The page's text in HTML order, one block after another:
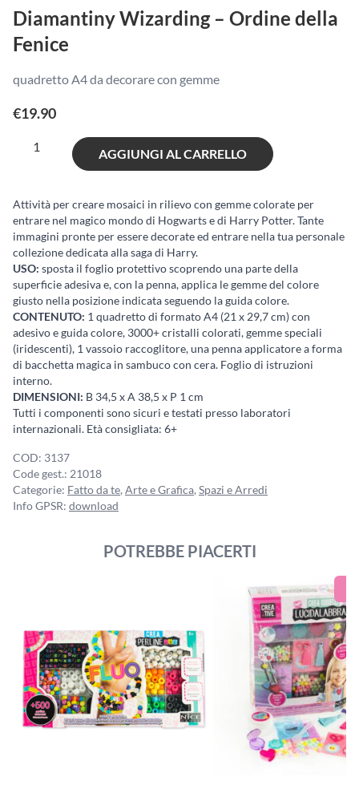
Diamantiny Wizarding – Ordine della
Fenice
quadretto A4 da decorare con gemme
€19.90
Diamantiny
Ordine
della
Fenice
quantità
AGGIUNGI AL CARRELLO
Attività per creare mosaici in rilievo con gemme colorate per
entrare nel magico mondo di Hogwarts e di Harry Potter. Tante
immagini pronte per essere decorate ed entrare nella tua personale
collezione dedicata alla saga di Harry.
USO: sposta il foglio protettivo scoprendo una parte della
superficie adesiva e, con la penna, applica le gemme del colore
giusto nella posizione indicata seguendo la guida colore.
CONTENUTO: 1 quadretto di formato A4 (21 x 29,7 cm) con
adesivo e guida colore, 3000+ cristalli colorati, gemme speciali
(iridescenti), 1 vassoio raccoglitore, una penna applicatore a forma
di bacchetta magica in sambuco con cera. Foglio di istruzioni
interno.
DIMENSIONI: B 34,5 x A 38,5 x P 1 cm
Tutti i componenti sono sicuri e testati presso laboratori
internazionali. Età consigliata: 6+
COD: 3137
Code gest.: 21018
Categorie: Fatto da te, Arte e Grafica, Spazi e Arredi
Info GPSR: download
POTREBBE PIACERTI